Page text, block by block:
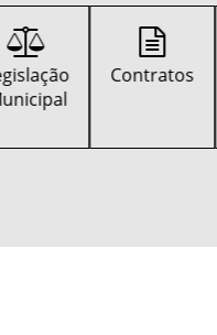
Turismo